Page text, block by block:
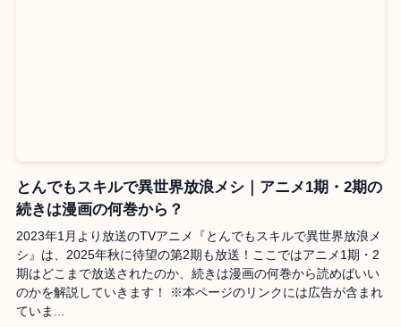
とんでもスキルで異世界放浪メシ｜アニメ1期・2期の
続きは漫画の何巻から？
2023年1月より放送のTVアニメ『とんでもスキルで異世界放浪メ
シ』は、2025年秋に待望の第2期も放送！ここではアニメ1期・2
期はどこまで放送されたのか、続きは漫画の何巻から読めばいい
のかを解説していきます！ ※本ページのリンクには広告が含まれ
ていま...